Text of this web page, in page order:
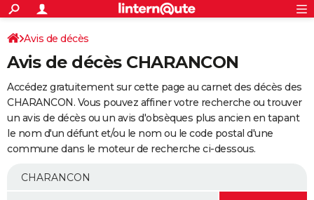
ACTUALITÉS
Politique
Société
Faits Divers
Education
Monde
Villes
+
SPORT
Coupe du monde 2026
Football
Tennis
Cyclisme
Rugby
Forum
Programme TV
TNT
Streaming
Cinéma
Sorties cinéma
Musique
+
FINANCE
Impôts
Immobilier
Risques naturels par ville
Banque
Assurance
Crédit
AUTO
Essais
Réserver un essai
Citadines
Berlines
SUV
Forum auto
+
Mobiles
Meilleur smartphone
Internet
Ordinateurs
Jeux vidéo
Guide high-tech
Avis de décès
Avis de décès CHARANCON
Accédez gratuitement sur cette page au carnet des décès des
CHARANCON. Vous pouvez affiner votre recherche ou trouver
un avis de décès ou un avis d'obsèques plus ancien en tapant
le nom d'un défunt et/ou le nom ou le code postal d'une
commune dans le moteur de recherche ci-dessous.